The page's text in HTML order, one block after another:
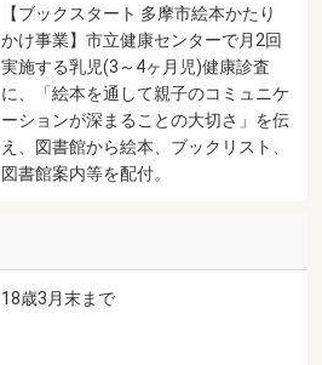
【ブックスタート 多摩市絵本かたり
かけ事業】市立健康センターで月2回
実施する乳児(3～4ヶ月児)健康診査
に、「絵本を通して親子のコミュニケ
ーションが深まることの大切さ」を伝
え、図書館から絵本、ブックリスト、
図書館案内等を配付。
18歳3月末まで